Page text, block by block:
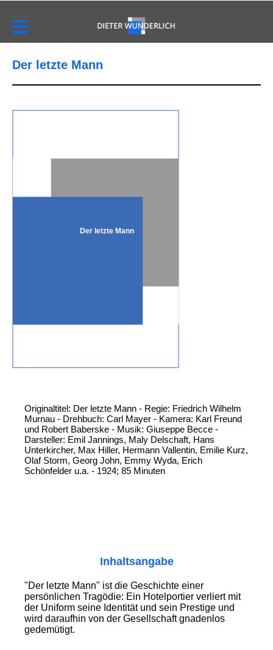
Der letzte Mann
Der letzte Mann
Originaltitel: Der letzte Mann - Regie: Friedrich Wilhelm
Murnau - Drehbuch: Carl Mayer - Kamera: Karl Freund
und Robert Baberske - Musik: Giuseppe Becce -
Darsteller: Emil Jannings, Maly Delschaft, Hans
Unterkircher, Max Hiller, Hermann Vallentin, Emilie Kurz,
Olaf Storm, Georg John, Emmy Wyda, Erich
Schönfelder u.a. - 1924; 85 Minuten
Inhaltsangabe
"Der letzte Mann" ist die Geschichte einer
persönlichen Tragödie: Ein Hotelportier verliert mit
der Uniform seine Identität und sein Prestige und
wird daraufhin von der Gesellschaft gnadenlos
gedemütigt.